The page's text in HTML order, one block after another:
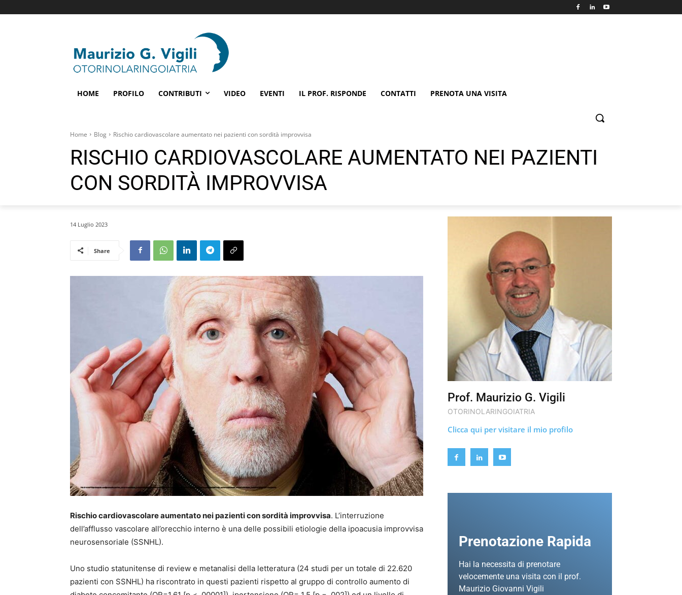
HOME PROFILO CONTRIBUTI VIDEO EVENTI IL PROF. RISPONDE CONTATTI PRENOTA UNA VISITA
Home Blog Rischio cardiovascolare aumentato nei pazienti con sordità improvvisa
RISCHIO CARDIOVASCOLARE AUMENTATO NEI PAZIENTI
CON SORDITÀ IMPROVVISA
14 Luglio 2023
Share
Rischio cardiovascolare aumentato nei pazienti con sordità improvvisa. L’interruzione
dell’afflusso vascolare all’orecchio interno è una delle possibili etiologie della ipoacusia improvvisa
neurosensoriale (SSNHL).
Uno studio statunitense di review e metanalisi della letteratura (24 studi per un totale di 22.620
pazienti con SSNHL) ha riscontrato in questi pazienti rispetto al gruppo di controllo aumento di
Prof. Maurizio G. Vigili
OTORINOLARINGOIATRIA
Clicca qui per visitare il mio profilo
Prenotazione Rapida
Hai la necessita di prenotare
velocemente una visita con il prof.
Maurizio Giovanni Vigili